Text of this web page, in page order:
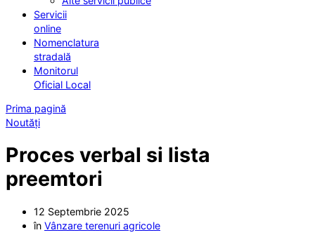
Servicii
online
Nomenclatura
stradală
Monitorul
Oficial Local
Prima pagină
Noutăți
Proces verbal si lista
preemtori
12 Septembrie 2025
în Vânzare terenuri agricole